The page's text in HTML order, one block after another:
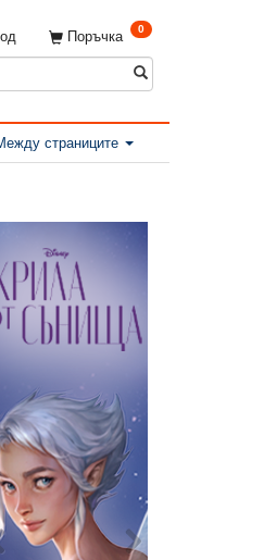
Поръчка 0
страниците